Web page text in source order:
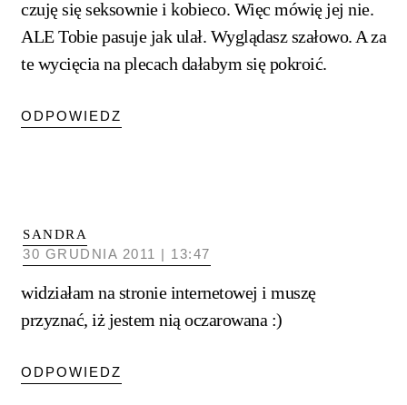
czuję się seksownie i kobieco. Więc mówię jej nie.
ALE Tobie pasuje jak ulał. Wyglądasz szałowo. A za
te wycięcia na plecach dałabym się pokroić.
ODPOWIEDZ
SANDRA
30 GRUDNIA 2011 | 13:47
widziałam na stronie internetowej i muszę
przyznać, iż jestem nią oczarowana :)
ODPOWIEDZ